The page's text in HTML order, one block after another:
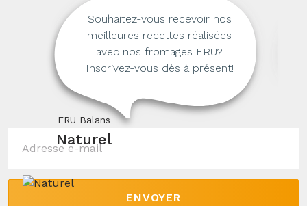
ERU Balans
Naturel
Souhaitez-vous recevoir nos
meilleures recettes réalisées
avec nos fromages ERU?
Inscrivez-vous dès à présent!
ENVOYER